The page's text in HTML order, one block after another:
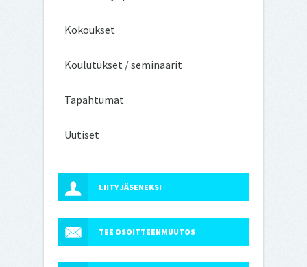
Kokoukset
Koulutukset / seminaarit
Tapahtumat
Uutiset
LIITY JÄSENEKSI
TEE OSOITTEENMUUTOS